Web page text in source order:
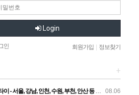
Login
인 회원가입 정보찾기
+
08.06
울, 강남, 인천, 수원, 부천, 안산 등 수도권 출장마사지 전지역 안마 가능